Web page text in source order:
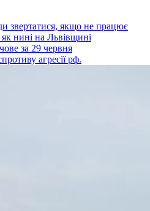
звертатися, якщо не працює
нині на Львівщині
за 29 червня
агресії рф.